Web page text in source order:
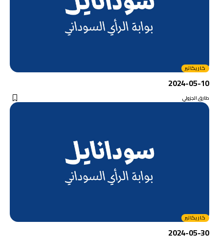
كاريكاتير
2024-05-10
طارق الجزولي
كاريكاتير
2024-05-30